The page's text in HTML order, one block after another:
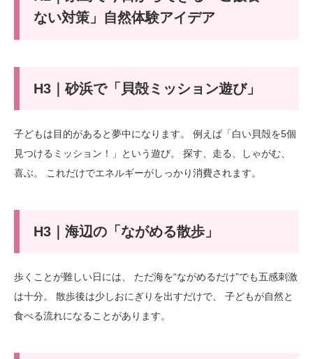
ない対策」自然体験アイデア
H3｜砂浜で「貝殻ミッション遊び」
子どもは目的があると夢中になります。 例えば「白い貝殻を5個
見つけるミッション！」という遊び。 探す、走る、しゃがむ、
喜ぶ。 これだけでエネルギーがしっかり消費されます。
H3｜海辺の「ながめる散歩」
歩くことが難しい日には、 ただ海を“ながめるだけ”でも五感刺激
は十分。 散歩後は少しおにぎりを出すだけで、 子どもが自然と
食べる流れになることがあります。